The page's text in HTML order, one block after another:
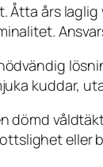
Åtta års
kuddar,
dömd
eller